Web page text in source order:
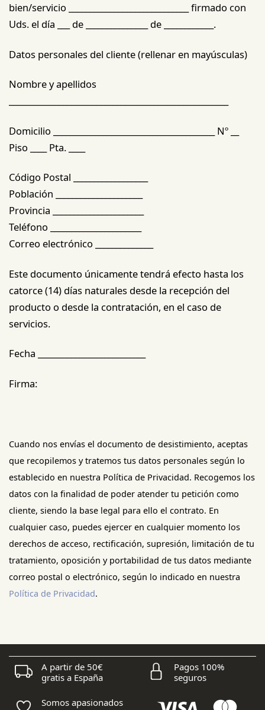
bien/servicio _____________________________ firmado con
Uds. el día ___ de _______________ de ____________.
Datos personales del cliente (rellenar en mayúsculas)
Nombre y apellidos
Domicilio _______________________________________ Nº __
Piso ____ Pta. ____
Código Postal __________________
Población _____________________
Provincia ______________________
Teléfono ______________________
Correo electrónico ______________
Este documento únicamente tendrá efecto hasta los
catorce (14) días naturales desde la recepción del
producto o desde la contratación, en el caso de
servicios.
Fecha __________________________
Firma:
Cuando nos envías el documento de desistimiento, aceptas
que recopilemos y tratemos tus datos personales según lo
establecido en nuestra Política de Privacidad. Recogemos los
datos con la finalidad de poder atender tu petición como
cliente, siendo la base legal para ello el contrato. En
cualquier caso, puedes ejercer en cualquier momento los
derechos de acceso, rectificación, supresión, limitación de tu
tratamiento, oposición y portabilidad de tus datos mediante
correo postal o electrónico, según lo indicado en nuestra
Política de Privacidad.
A partir de 50€
gratis a España
Pagos 100%
seguros
Somos apasionados